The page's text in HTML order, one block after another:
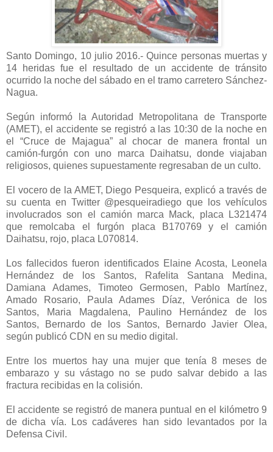
Santo Domingo, 10 julio 2016.- Quince personas muertas y
14 heridas fue el resultado de un accidente de tránsito
ocurrido la noche del sábado en el tramo carretero Sánchez-
Nagua.
Según informó la Autoridad Metropolitana de Transporte
(AMET), el accidente se registró a las 10:30 de la noche en
el “Cruce de Majagua” al chocar de manera frontal un
camión-furgón con uno marca Daihatsu, donde viajaban
religiosos, quienes supuestamente regresaban de un culto.
El vocero de la AMET, Diego Pesqueira, explicó a través de
su cuenta en Twitter @pesqueiradiego que los vehículos
involucrados son el camión marca Mack, placa L321474
que remolcaba el furgón placa B170769 y el camión
Daihatsu, rojo, placa L070814.
Los fallecidos fueron identificados Elaine Acosta, Leonela
Hernández de los Santos, Rafelita Santana Medina,
Damiana Adames, Timoteo Germosen, Pablo Martínez,
Amado Rosario, Paula Adames Díaz, Verónica de los
Santos, Maria Magdalena, Paulino Hernández de los
Santos, Bernardo de los Santos, Bernardo Javier Olea,
según publicó CDN en su medio digital.
Entre los muertos hay una mujer que tenía 8 meses de
embarazo y su vástago no se pudo salvar debido a las
fractura recibidas en la colisión.
El accidente se registró de manera puntual en el kilómetro 9
de dicha vía. Los cadáveres han sido levantados por la
Defensa Civil.